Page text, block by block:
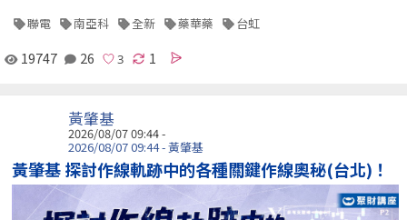
聯電 南亞科 全新 藥華藥 台虹
19747 26 1
黃肇基
2026/08/07 09:44 -
2026/08/07 09:44 - 黃肇基
黃肇基 探討作線軌跡中的各種關鍵作線奧秘(台北)！